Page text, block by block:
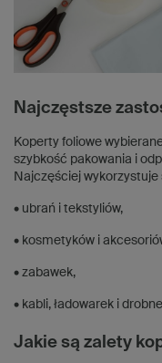
Najczęstsze
Koperty foliowe
szybkość pakowania i
Najczęściej wykorzystuje
• ubrań i tekstyliów,
• kosmetyków i
• zabawek,
• kabli, ładowarek i
Jakie są zalety